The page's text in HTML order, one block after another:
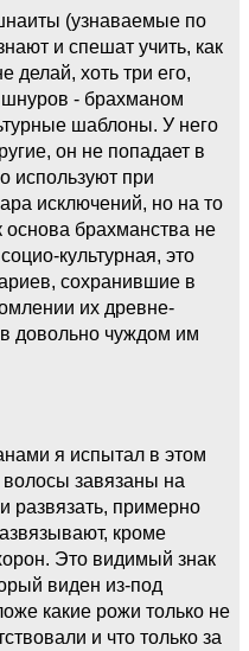
(узнаваемые по
и спешат учить, как
делай, хоть три его,
шнуров - брахманом
шаблоны. У него
он не попадает в
используют при
исключений, но на то
брахманства не
культурная, это
сохранившие в
их древне-
довольно чуждом им
я испытал в этом
завязаны на
развязать, примерно
кроме
Это видимый знак
виден из-под
какие рожи только не
и что только за